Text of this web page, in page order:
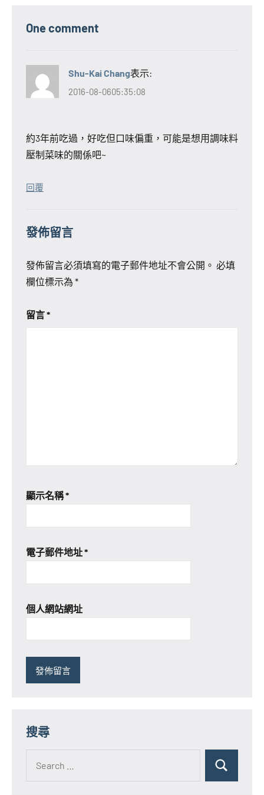
One comment
Shu-Kai Chang表示:
2016-08-0605:35:08
約3年前吃過，好吃但口味偏重，可能是想用調味料
壓制菜味的關係吧~
回覆
發佈留言
發佈留言必須填寫的電子郵件地址不會公開。 必填
欄位標示為 *
留言*
顯示名稱*
電子郵件地址*
個人網站網址
搜尋
for:
Search